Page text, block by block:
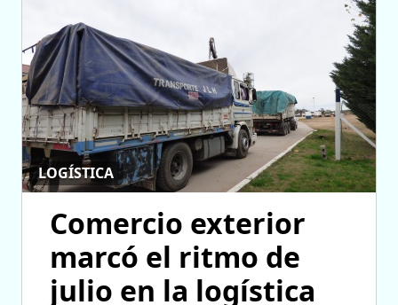
LOGÍSTICA
Comercio exterior
marcó el ritmo de
julio en la logística